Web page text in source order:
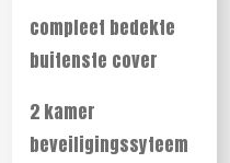
compleet bedekte
buitenste cover
2 kamer
beveiligingssyteem